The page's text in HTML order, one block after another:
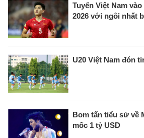
Tuyển Việt Nam
2026 với ngôi nhất
U20 Việt Nam đón
Bom tấn tiểu sử về
mốc 1 tỷ USD